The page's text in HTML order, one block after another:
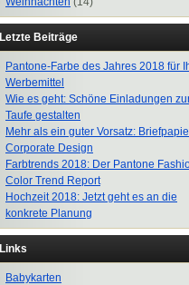
Letzte Beiträge
Pantone-Farbe des Jahres 2018 für
Werbemittel
Wie es geht: Schöne Einladungen
Taufe gestalten
Mehr als ein guter Vorsatz:
Corporate Design
Farbtrends 2018: Der Pantone
Color Trend Report
Hochzeit 2018: Jetzt geht es an die
konkrete Planung
Links
Babykarten